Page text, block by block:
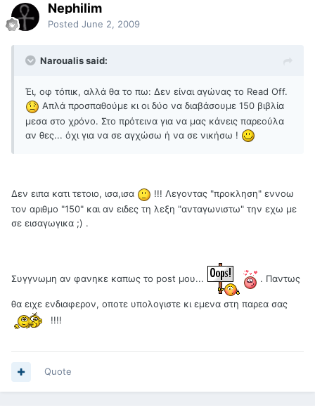
Nephilim
Posted June 2, 2009
Naroualis said:
Έι, οφ τόπικ, αλλά θα το πω: Δεν είναι αγώνας το Read Off.
Απλά προσπαθούμε κι οι δύο να διαβάσουμε 150 βιβλία
μεσα στο χρόνο. Στο πρότεινα για να μας κάνεις παρεούλα
αν θες... όχι για να σε αγχώσω ή να σε νικήσω !
Δεν ειπα κατι τετοιο, ισα,ισα
!!! Λεγοντας "προκληση" εννοω
τον αριθμο "150" και αν ειδες τη λεξη "ανταγωνιστω" την εχω με
σε εισαγωγικα ;) .
Συγγνωμη αν φανηκε καπως το post μου... . Παντως
θα ειχε ενδιαφερον, οποτε υπολογιστε κι εμενα στη παρεα σας
!!!!
Quote